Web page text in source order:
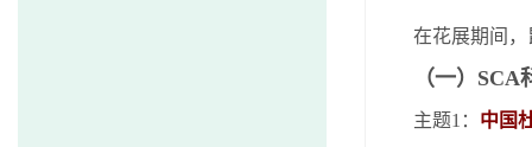
在花展期间
（一） SCA
主题1 ： 中国